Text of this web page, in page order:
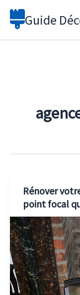
Aller
Guide
Rénover
point focal